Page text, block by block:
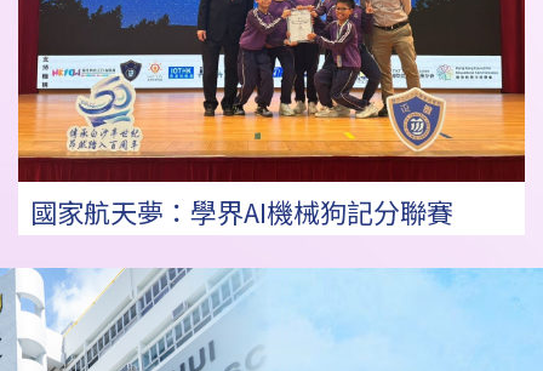
國家航天夢：學界AI機械狗記分聯賽